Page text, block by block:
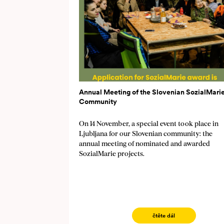
Annual Meeting of the Slovenian
Community
On 14 November, a special event took place in
Ljubljana for our Slovenian community: the
annual meeting of nominated and awarded
SozialMarie projects.
čtěte dál